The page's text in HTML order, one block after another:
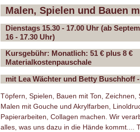
Malen, Spielen und Bauen
Dienstags 15.30 - 17.00 Uhr (ab
16 - 17.30 Uhr)
Kursgebühr: Monatlich: 51 € plus 8 €
Materialkostenpauschale
mit Lea Wächter und Betty Buschhoff
Töpfern, Spielen, Bauen mit Ton, Zeichnen,
Malen mit Gouche und Akrylfarben,
Papierarbeiten, Collagen machen. Wir
alles, was uns dazu in die Hände kommt....